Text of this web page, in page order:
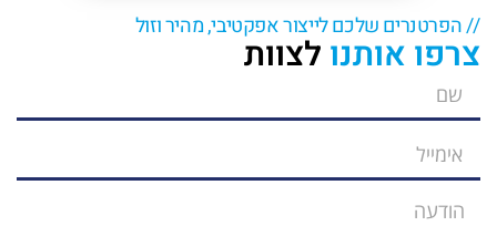
// הפרטנרים שלכם לייצור אפקטיבי, מהיר וזול
צרפו אותנו לצוות